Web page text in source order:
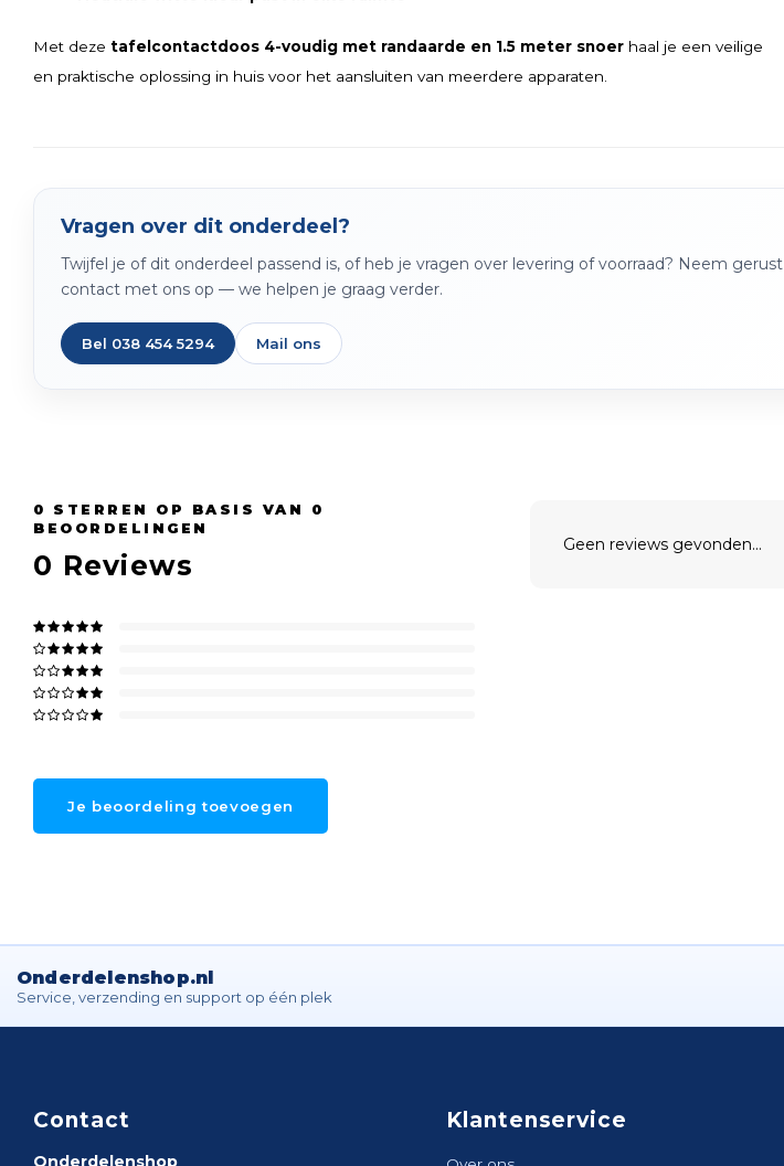
Met deze tafelcontactdoos 4-voudig met randaarde en 1.5 meter snoer haal je een veilige
en praktische oplossing in huis voor het aansluiten van meerdere apparaten.
Vragen over dit onderdeel?
Twijfel je of dit onderdeel passend is, of heb je vragen over levering of voorraad? Neem gerust
contact met ons op — we helpen je graag verder.
Bel 038 454 5294 Mail ons
0 STERREN OP BASIS VAN 0
BEOORDELINGEN
0 Reviews
Je beoordeling toevoegen
Geen reviews gevonden...
Onderdelenshop.nl
Service, verzending en support op één plek
Contact
Onderdelenshop
Klantenservice